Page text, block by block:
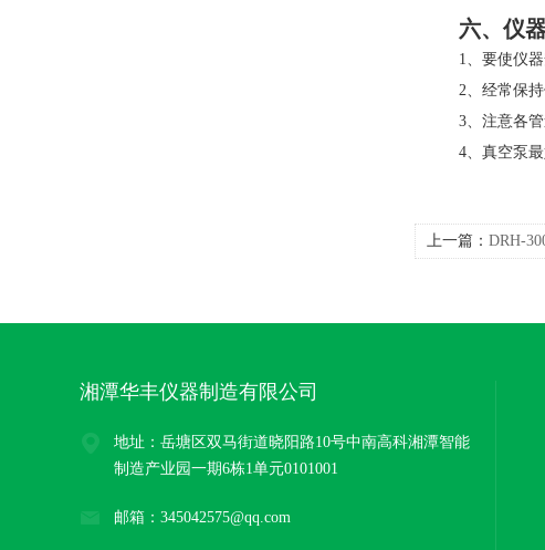
六、仪
1、要使仪
2、经常保持
3、注意各
4、真空泵
上一篇： DRH-
湘潭华丰仪器制造有限公司
地址：岳塘区双马街道晓阳路10号中南高科湘潭智能
制造产业园一期6栋1单元0101001
邮箱：345042575@qq.com